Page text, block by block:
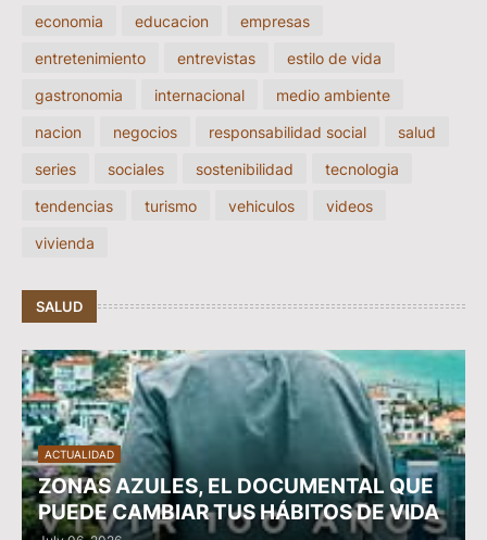
economia
educacion
empresas
entretenimiento
entrevistas
estilo de vida
gastronomia
internacional
medio ambiente
nacion
negocios responsabilidad social
salud
series
sociales sostenibilidad
tecnologia
tendencias
turismo vehiculos
videos
vivienda
SALUD
ACTUALIDAD
ZONAS AZULES, EL DOCUMENTAL QUE
PUEDE CAMBIAR TUS HÁBITOS DE VIDA